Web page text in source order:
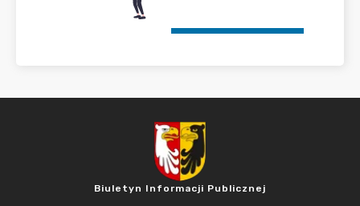
Biuletyn Informacji Publicznej